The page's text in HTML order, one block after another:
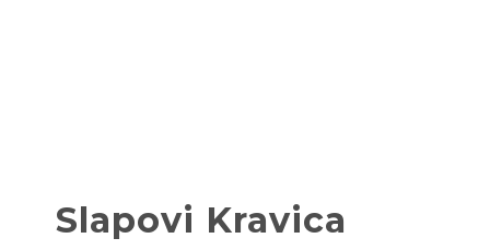
Slapovi Kravica